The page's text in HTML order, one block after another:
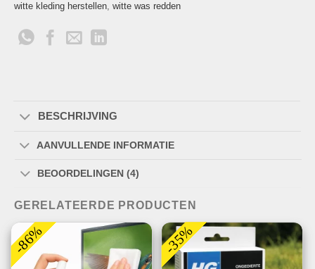
witte kleding herstellen, witte was redden
BESCHRIJVING
AANVULLENDE INFORMATIE
BEOORDELINGEN (4)
GERELATEERDE PRODUCTEN
-86% -35%